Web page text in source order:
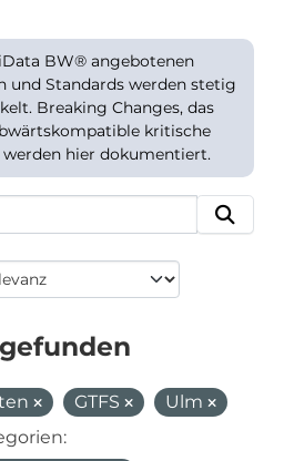
BW® angebotenen
und Standards werden stetig
Breaking Changes, das
kritische
werden hier dokumentiert.
GTFS
Ulm